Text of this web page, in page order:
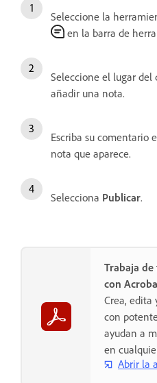
Seleccione la
en la barra de
Seleccione el lugar del
añadir una nota.
Escriba su comentario
nota que aparece.
Selecciona Publicar.
Trabaja
con
Crea, edita
con
ayudan a
en
Abrir la